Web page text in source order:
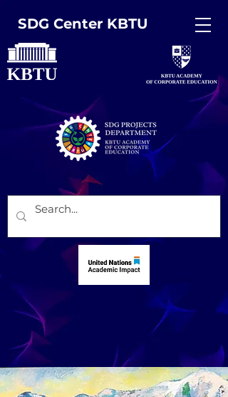
SDG Center KBTU